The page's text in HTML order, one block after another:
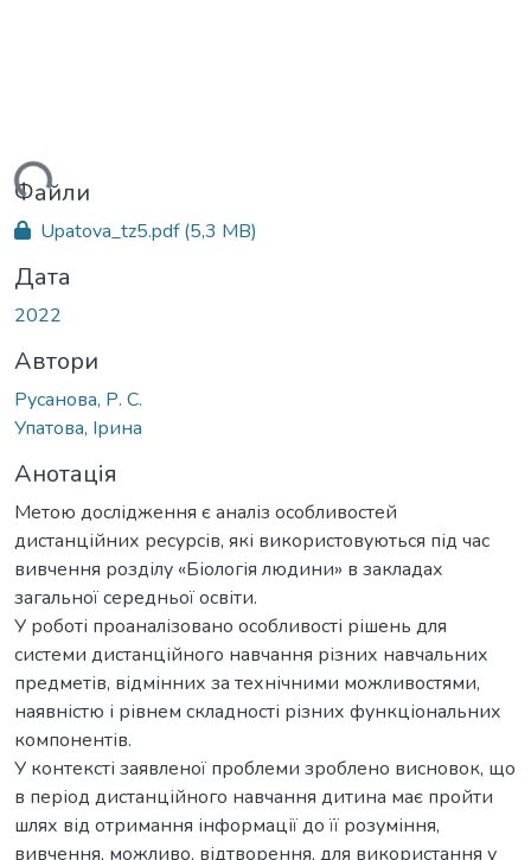
Файли
Upatova_tz5.pdf(5,3 MB)
Дата
2022
Автори
Русанова, Р. С.
Упатова, Ірина
Анотація
Метою дослідження є аналіз особливостей
дистанційних ресурсів, які використовуються під час
вивчення розділу «Біологія людини» в закладах
загальної середньої освіти.
У роботі проаналізовано особливості рішень для
системи дистанційного навчання різних навчальних
предметів, відмінних за технічними можливостями,
наявністю і рівнем складності різних функціональних
компонентів.
У контексті заявленої проблеми зроблено висновок, що
в період дистанційного навчання дитина має пройти
шлях від отримання інформації до її розуміння,
вивчення, можливо, відтворення, для використання у